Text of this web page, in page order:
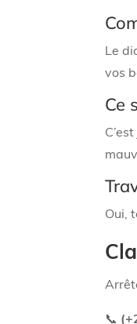
Le
vos
Ce
Oui,
📞